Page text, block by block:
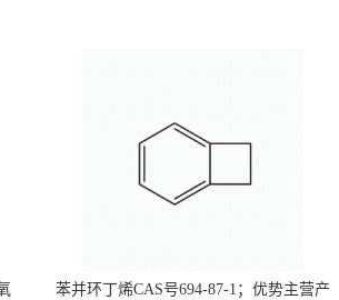
苯并环丁烯CAS号694-87-1；优势主营产